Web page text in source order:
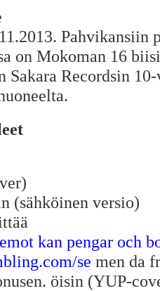
Pahvikansiin
on Mokoman 16
Sakara Recordsin
(sähköinen versio)
kan pengar och
se men da
öisin (YUP-